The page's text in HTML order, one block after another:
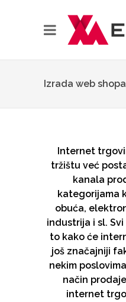
Izrada web shopa
Internet
tržištu već
kanala
kategorijama
obuća,
industrija i sl.
to kako će
još značajniji
nekim
način
internet